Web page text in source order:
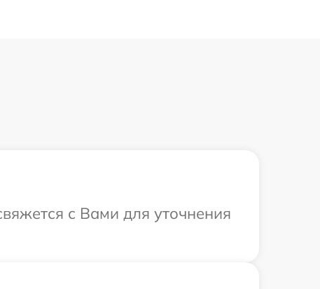
с Вами для уточнения